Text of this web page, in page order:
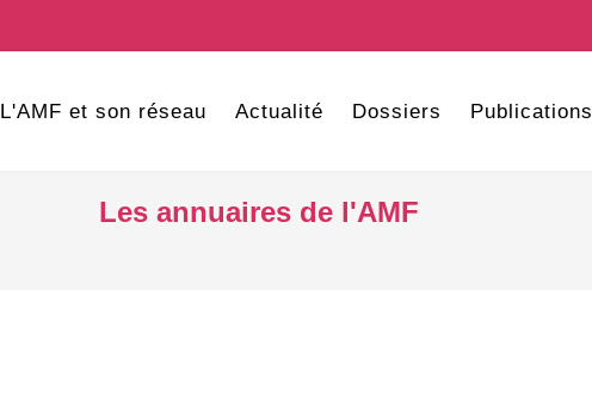
L'AMF et son réseau Actualité Dossiers Publications
Les annuaires de l'AMF